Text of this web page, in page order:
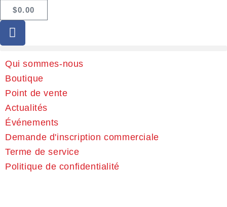
$0.00
Qui sommes-nous
Boutique
Point de vente
Actualités
Événements
Demande d'inscription commerciale
Terme de service
Politique de confidentialité